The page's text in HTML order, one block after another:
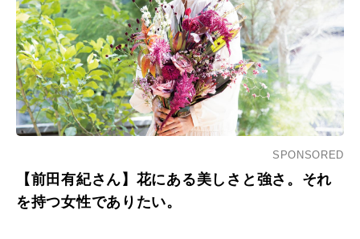
SPONSORED
【前田有紀さん】花にある美しさと強さ。それ
を持つ女性でありたい。